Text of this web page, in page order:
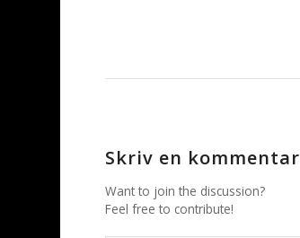
Skriv en kommentar
Want to join the discussion?
Feel free to contribute!